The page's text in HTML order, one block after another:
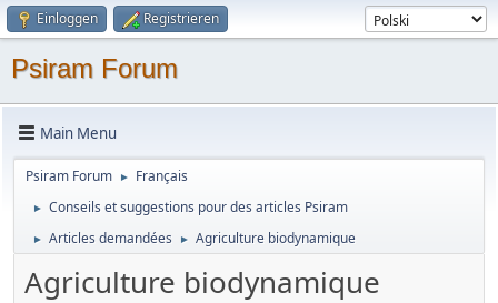
Einloggen Registrieren
Psiram Forum
Main Menu
Psiram Forum ► Français
► Conseils et suggestions pour des articles Psiram
► Articles demandées ► Agriculture biodynamique
Agriculture biodynamique